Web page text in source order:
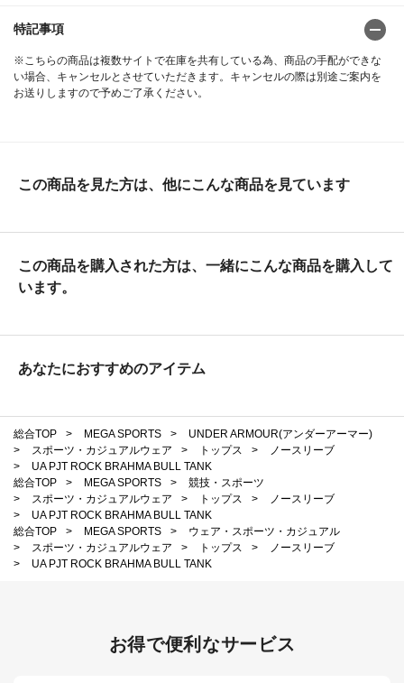
特記事項
※こちらの商品は複数サイトで在庫を共有している為、商品の手配ができな
い場合、キャンセルとさせていただきます。キャンセルの際は別途ご案内を
お送りしますので予めご了承ください。
この商品を見た方は、他にこんな商品を見ています
この商品を購入された方は、一緒にこんな商品を購入して
います。
あなたにおすすめのアイテム
総合TOP > MEGA SPORTS >
UNDER ARMOUR(アンダーアーマー)
>
スポーツ・カジュアルウェア > トップス >
ノースリーブ
>
UA PJT ROCK BRAHMA BULL TANK
総合TOP
> MEGA SPORTS >
競技・スポーツ
>
スポーツ・カジュアルウェア > トップス >
ノースリーブ
>
UA PJT ROCK BRAHMA BULL TANK
総合TOP
> MEGA SPORTS >
ウェア・スポーツ・カジュアル
>
スポーツ・カジュアルウェア > トップス >
ノースリーブ
>
UA PJT ROCK BRAHMA BULL TANK
お得で便利なサービス